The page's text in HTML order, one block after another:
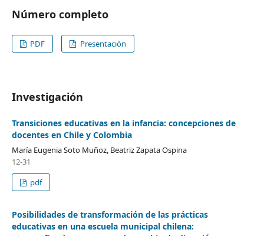
Número completo
PDF Presentación
Investigación
Transiciones educativas en la infancia: concepciones de
docentes en Chile y Colombia
María Eugenia Soto Muñoz, Beatriz Zapata Ospina
12-31
pdf
Posibilidades de transformación de las prácticas
educativas en una escuela municipal chilena: